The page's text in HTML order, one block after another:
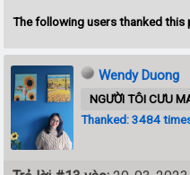
The following users thanked this
Wendy Duong
NGƯỜI TÔI CƯU
Thanked: 3484